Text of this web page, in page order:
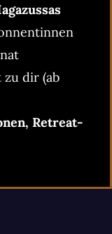
zu dir (ab
Retreat-